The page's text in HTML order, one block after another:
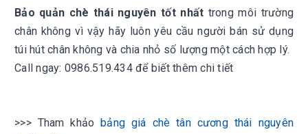
Bảo quản chè thái nguyên tốt nhất trong môi trường
chân không vì vậy hãy luôn yêu cầu người bán sử dụng
túi hút chân không và chia nhỏ số lượng một cách hợp lý.
Call ngay: 0986.519.434 để biết thêm chi tiết
>>> Tham khảobảng giá chè tân cương thái nguyên